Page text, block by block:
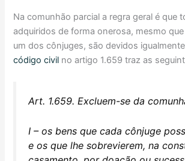
Na comunhão parcial a regra geral é que
adquiridos de forma onerosa, mesmo
um dos cônjuges, são devidos
código civil no artigo 1.659 traz as
Art. 1.659. Excluem-se da
I – os bens que cada cônjuge
e os que lhe sobrevierem, na